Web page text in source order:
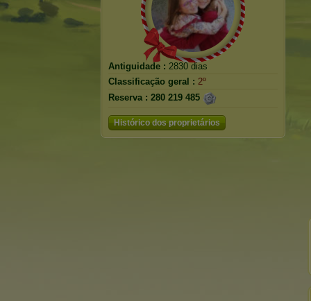
Antiguidade : 2830 dias
Classificação geral : 2º
Reserva : 280 219 485
Histórico dos proprietários